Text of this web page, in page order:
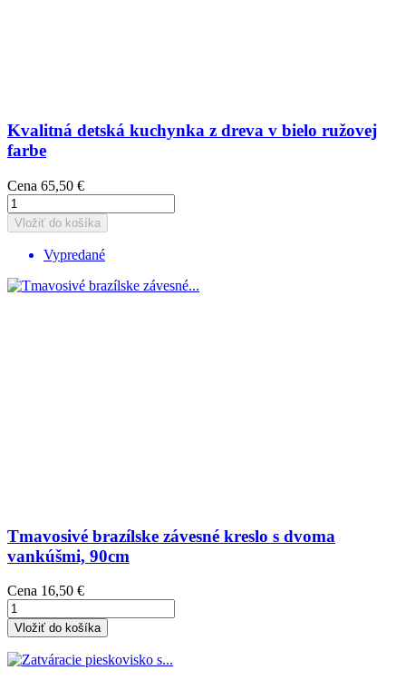
Kvalitná detská kuchynka z dreva v bielo ružovej
farbe
Cena 65,50 €
Vložiť do košíka
Vypredané
Tmavosivé brazílske závesné kreslo s dvoma
vankúšmi, 90cm
Cena 16,50 €
Vložiť do košíka